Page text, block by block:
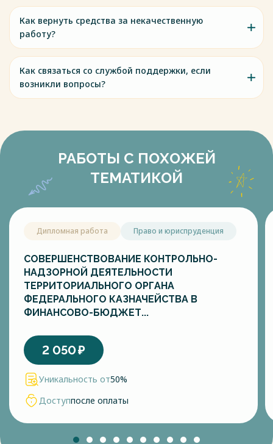
Как вернуть средства за некачественную
работу?
Как связаться со службой поддержки, если
возникли вопросы?
РАБОТЫ С ПОХОЖЕЙ
ТЕМАТИКОЙ
Дипломная работа Право и юриспруденция
СОВЕРШЕНСТВОВАНИЕ КОНТРОЛЬНО-
НАДЗОРНОЙ ДЕЯТЕЛЬНОСТИ
ТЕРРИТОРИАЛЬНОГО ОРГАНА
ФЕДЕРАЛЬНОГО КАЗНАЧЕЙСТВА В
ФИНАНСОВО-БЮДЖЕТ...
2 050₽
Уникальность от50%
Доступпосле оплаты